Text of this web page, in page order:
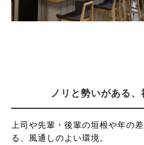
ノリと勢いがある、
上司や先輩・後輩の垣根や年の
る、風通しのよい環境。